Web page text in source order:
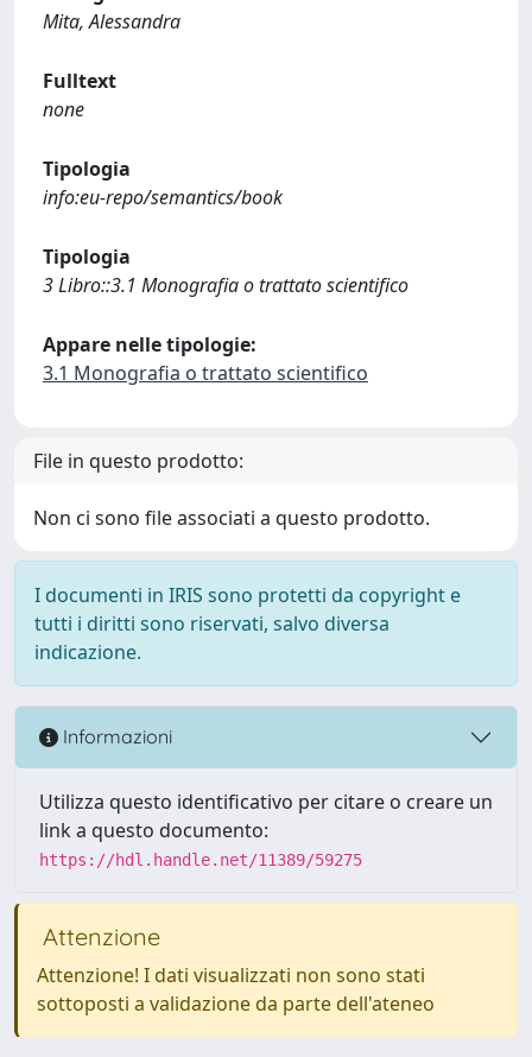
Mita, Alessandra
Fulltext
none
Tipologia
info:eu-repo/semantics/book
Tipologia
3 Libro::3.1 Monografia o trattato scientifico
Appare nelle tipologie:
3.1 Monografia o trattato scientifico
File in questo prodotto:
Non ci sono file associati a questo prodotto.
I documenti in IRIS sono protetti da copyright e
tutti i diritti sono riservati, salvo diversa
indicazione.
Informazioni
Utilizza questo identificativo per citare o creare un
link a questo documento:
https://hdl.handle.net/11389/59275
Attenzione
Attenzione! I dati visualizzati non sono stati
sottoposti a validazione da parte dell'ateneo